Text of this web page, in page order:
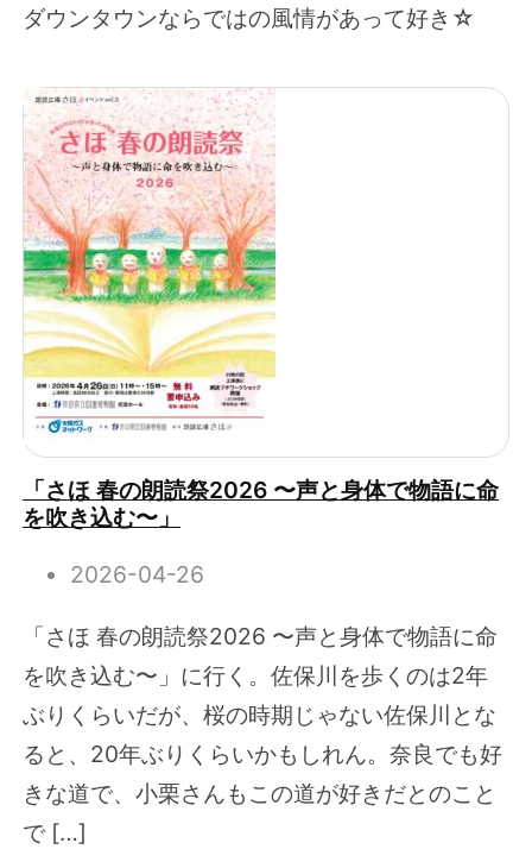
ダウンタウンならではの風情があって好き☆
「さほ 春の朗読祭2026 〜声と身体で物語に命
を吹き込む〜」
2026-04-26
「さほ 春の朗読祭2026 〜声と身体で物語に命
を吹き込む〜」に行く。佐保川を歩くのは2年
ぶりくらいだが、桜の時期じゃない佐保川とな
ると、20年ぶりくらいかもしれん。奈良でも好
きな道で、小栗さんもこの道が好きだとのこと
で […]